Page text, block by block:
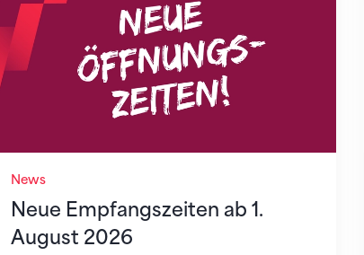
News
Neue Empfangszeiten ab 1.
August 2026